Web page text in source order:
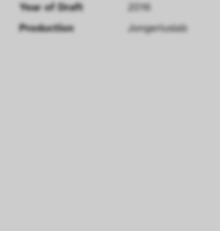
Year of Draft
2016
Production
Jongeriuslab